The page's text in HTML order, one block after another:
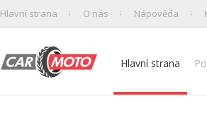
Hlavní strana O nás Nápověda
Hlavní strana